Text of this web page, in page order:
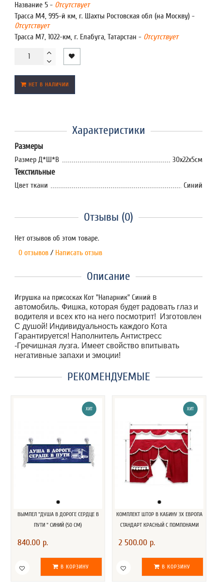
Название 5 - Отсутствует
Трасса М4, 995-й км, г. Шахты Ростовская обл (на Москву) -
Отсутствует
Трасса М7, 1022-км, г. Елабуга, Татарстан - Отсутствует
НЕТ В НАЛИЧИИ
Характеристики
Размеры
Размер Д*Ш*В 30х22х5см
Текстильные
Цвет ткани Синий
Отзывы (0)
Нет отзывов об этом товаре.
0 отзывов / Написать отзыв
Описание
Игрушка на присосках Кот "Напарник" Синий в
автомобиль. Фишка, которая будет радовать глаз и
водителя и всех кто на него посмотрит! Изготовлен
С душой! Индивидуальность каждого Кота
Гарантируется! Наполнитель Антистресс
-Гречишная лузга. Имеет свойство впитывать
негативные запахи и эмоции!
РЕКОМЕНДУЕМЫЕ
ХИТ
ВЫМПЕЛ "ДУША В ДОРОГЕ СЕРДЦЕ В
ПУТИ " СИНИЙ (50 СМ)
840.00 р.
В КОРЗИНУ
ХИТ
КОМПЛЕКТ ШТОР В КАБИНУ 3Х ЕВРОПА
СТАНДАРТ КРАСНЫЙ С ПОМПОНАМИ
2 500.00 р.
В КОРЗИНУ